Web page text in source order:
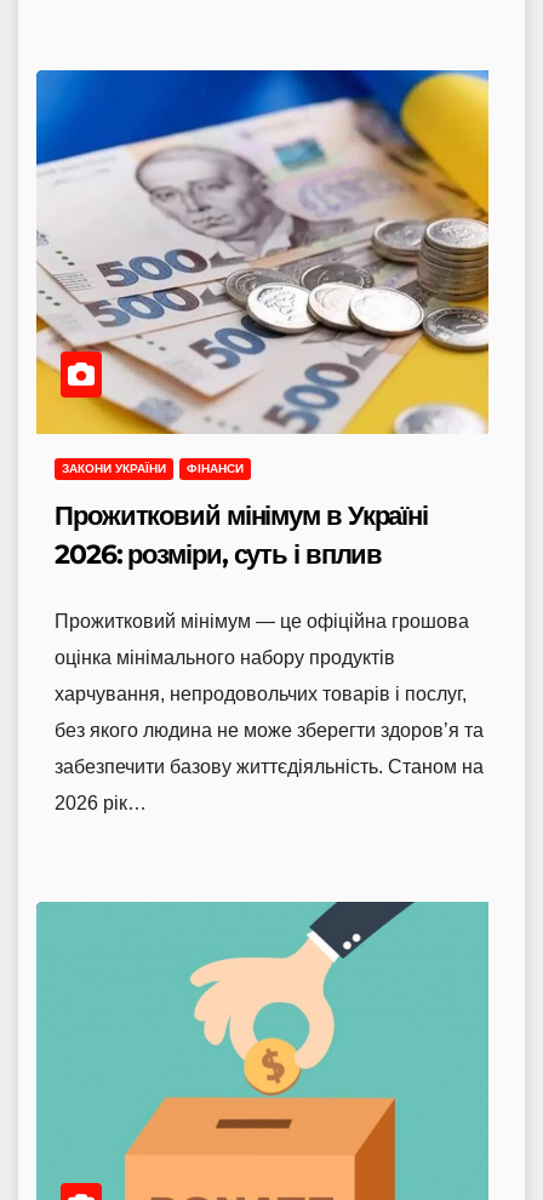
ЗАКОНИ УКРАЇНИ ФІНАНСИ
Прожитковий мінімум в Україні
2026: розміри, суть і вплив
Прожитковий мінімум — це офіційна грошова
оцінка мінімального набору продуктів
харчування, непродовольчих товарів і послуг,
без якого людина не може зберегти здоров’я та
забезпечити базову життєдіяльність. Станом на
2026 рік…